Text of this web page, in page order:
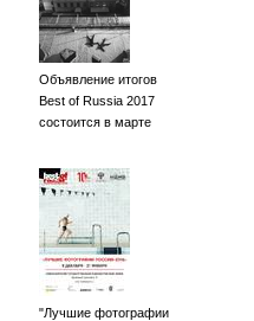
Объявление итогов
Best of Russia 2017
состоится в марте
"Лучшие фотографии